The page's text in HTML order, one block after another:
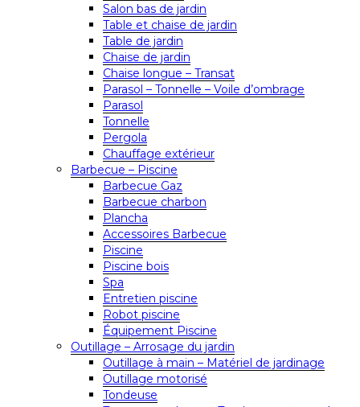
Salon bas de jardin
Table et chaise de jardin
Table de jardin
Chaise de jardin
Chaise longue – Transat
Parasol – Tonnelle – Voile d’ombrage
Parasol
Tonnelle
Pergola
Chauffage extérieur
Barbecue – Piscine
Barbecue Gaz
Barbecue charbon
Plancha
Accessoires Barbecue
Piscine
Piscine bois
Spa
Entretien piscine
Robot piscine
Équipement Piscine
Outillage – Arrosage du jardin
Outillage à main – Matériel de jardinage
Outillage motorisé
Tondeuse